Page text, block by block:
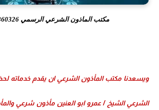
مكتب الماذون الشرعي الرسمي 01126360326
ويسعدنا مكتب المأذون الشرعي ان يقدم خدماته
الشرعي الشيخ / عمرو ابو العنين مأذون شرعي